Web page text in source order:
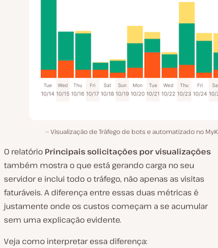
Visualização de Tráfego de bots e automatizado no
O relatório Principais solicitações por visualizações
também mostra o que está gerando carga no seu
servidor e inclui todo o tráfego, não apenas as visitas
faturáveis. A diferença entre essas duas métricas é
justamente onde os custos começam a se acumular
sem uma explicação evidente.
Veja como interpretar essa diferença: